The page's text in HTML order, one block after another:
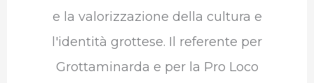
e la valorizzazione della cultura e
l'identità grottese. Il referente per
Grottaminarda e per la Pro Loco